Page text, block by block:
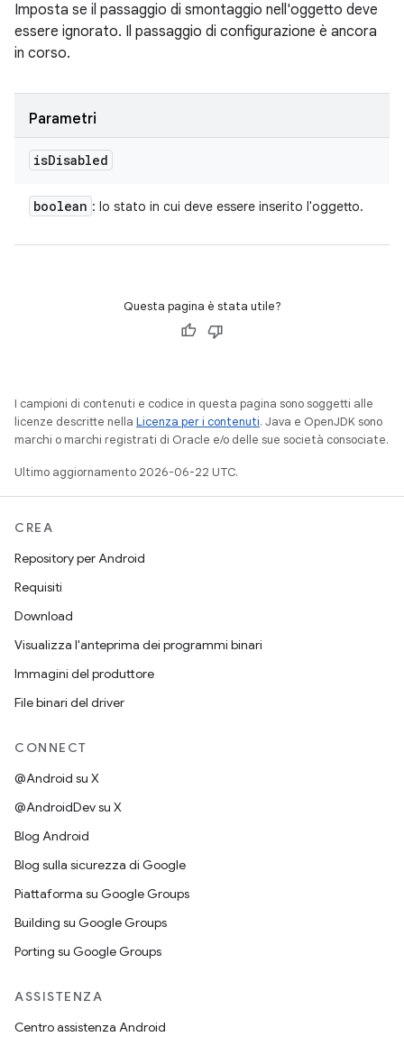
Imposta se il passaggio di smontaggio nell'oggetto deve
essere ignorato. Il passaggio di configurazione è ancora
in corso.
Parametri
isDisabled
boolean : lo stato in cui deve essere inserito l'oggetto.
Questa pagina è stata utile?
I campioni di contenuti e codice in questa pagina sono soggetti alle
licenze descritte nella Licenza per i contenuti. Java e OpenJDK sono
marchi o marchi registrati di Oracle e/o delle sue società consociate.
Ultimo aggiornamento 2026-06-22 UTC.
CREA
Repository per Android
Requisiti
Download
Visualizza l'anteprima dei programmi binari
Immagini del produttore
File binari del driver
CONNECT
@Android su X
@AndroidDev su X
Blog Android
Blog sulla sicurezza di Google
Piattaforma su Google Groups
Building su Google Groups
Porting su Google Groups
ASSISTENZA
Centro assistenza Android